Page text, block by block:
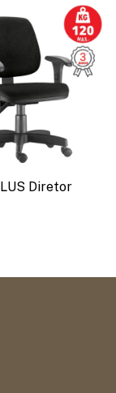
Diretor